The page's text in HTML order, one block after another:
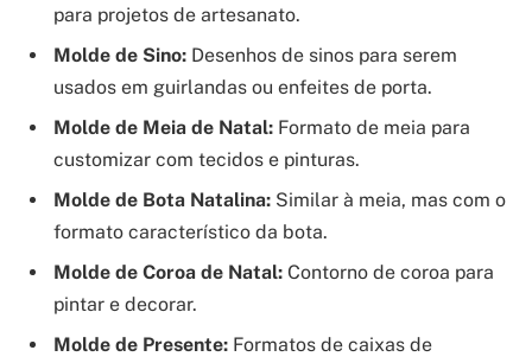
para projetos de artesanato.
Molde de Sino: Desenhos de sinos para serem
usados em guirlandas ou enfeites de porta.
Molde de Meia de Natal: Formato de meia para
customizar com tecidos e pinturas.
Molde de Bota Natalina: Similar à meia, mas com o
formato característico da bota.
Molde de Coroa de Natal: Contorno de coroa para
pintar e decorar.
Molde de Presente: Formatos de caixas de